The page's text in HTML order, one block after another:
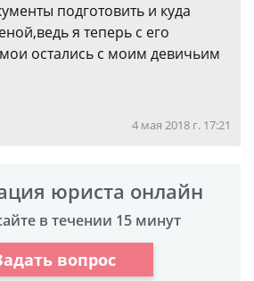
подготовить и куда
я теперь с его
остались с моим девичьим
4 мая 2018 г. 17:21
юриста онлайн
в течении 15 минут
вопрос